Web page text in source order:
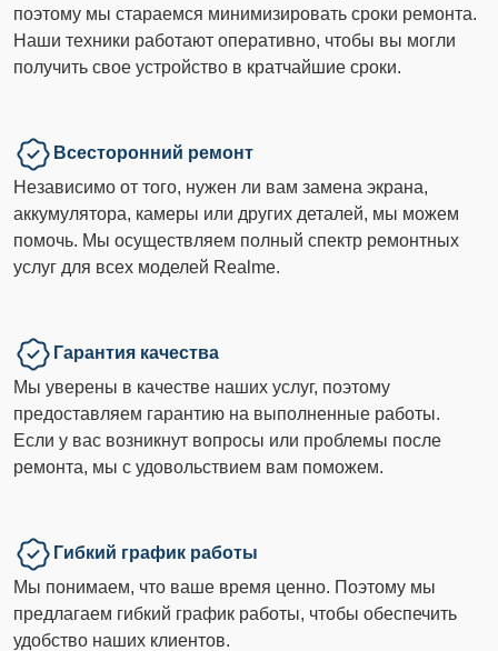
поэтому мы стараемся минимизировать сроки ремонта.
Наши техники работают оперативно, чтобы вы могли
получить свое устройство в кратчайшие сроки.
Всесторонний ремонт
Независимо от того, нужен ли вам замена экрана,
аккумулятора, камеры или других деталей, мы можем
помочь. Мы осуществляем полный спектр ремонтных
услуг для всех моделей Realme.
Гарантия качества
Мы уверены в качестве наших услуг, поэтому
предоставляем гарантию на выполненные работы.
Если у вас возникнут вопросы или проблемы после
ремонта, мы с удовольствием вам поможем.
Гибкий график работы
Мы понимаем, что ваше время ценно. Поэтому мы
предлагаем гибкий график работы, чтобы обеспечить
удобство наших клиентов.